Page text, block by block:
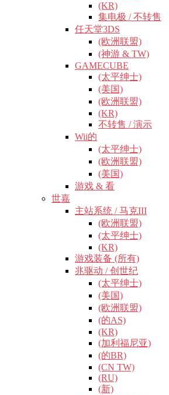
(KR)
集电极 / 不转售
任天堂3DS
(欧洲联盟)
(神游 & TW)
GAMECUBE
(太平绅士)
(美国)
(欧洲联盟)
(KR)
不转售 / 演示
Wii的
(太平绅士)
(欧洲联盟)
(美国)
游戏 & 看
世嘉
主站系统 / 马克III
(欧洲联盟)
(太平绅士)
(KR)
游戏装备 (所有)
兆驱动 / 创世纪
(太平绅士)
(美国)
(欧洲联盟)
(的AS)
(KR)
(加利福尼亚)
(的BR)
(CN TW)
(RU)
(新)